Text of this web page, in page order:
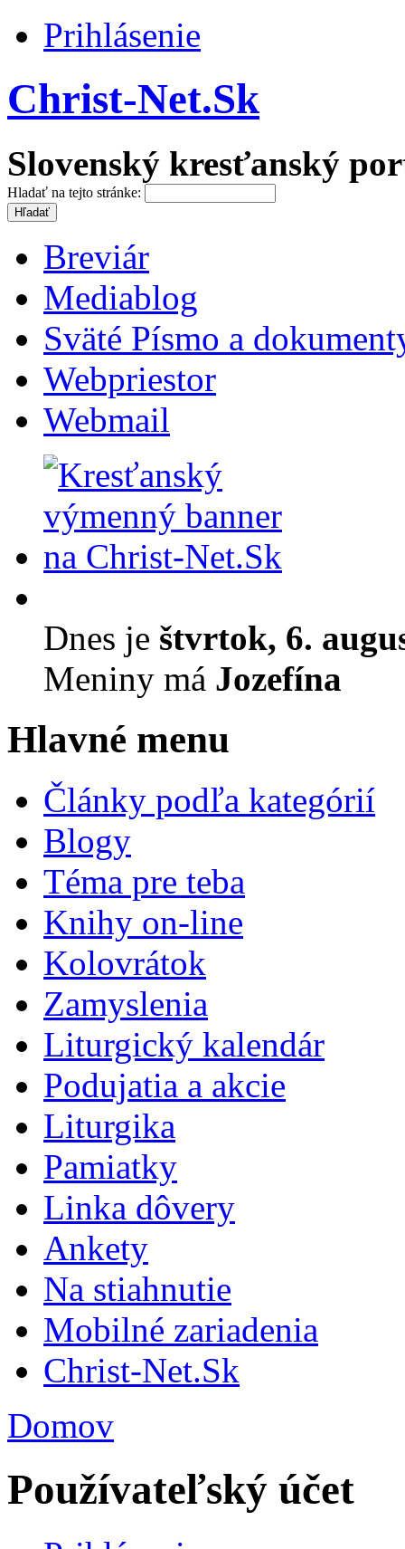
Prihlásenie
Christ-Net.Sk
Slovenský kresťanský
Hladať na tejto stránke:
Breviár
Mediablog
Sväté Písmo a
Webpriestor
Webmail
Dnes je štvrtok, 6.
Meniny má Jozefína
Hlavné menu
Články podľa kategórií
Blogy
Téma pre teba
Knihy on-line
Kolovrátok
Zamyslenia
Liturgický kalendár
Podujatia a akcie
Liturgika
Pamiatky
Linka dôvery
Ankety
Na stiahnutie
Mobilné zariadenia
Christ-Net.Sk
Domov
Používateľský účet